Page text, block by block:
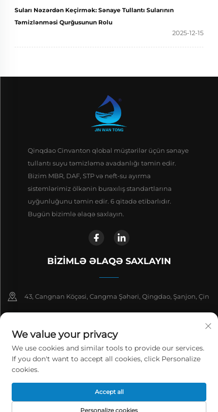
Suları Nəzərdən Keçirmək: Sənaye Tullantı Sularının
Təmizlənməsi Qurğusunun Rolu
2025-12-15
Qinqdao Cinvanton qlobal müştərilər üçün sənaye
tullantı suyu təmizləmə avadanlığı təmin edir.
Bizim MBR, DAF, STP və neft-su ayırma
sistemlərimiz ölkənin buraxılış standartlarına
uyğunluğunu təmin edir. 6 qitədə etibarlıdır.
Bugün bizimlə əlaqə saxlayın.
BIZIMLƏ ƏLAQƏ SAXLAYIN
43, Cangnan Köçəsi, Cangma Şəhəri, Qingdao, Şanjon, Çin
+86 532 81912653
[email protected]
Müəlliflik hüququ © 2026 Qingdao Jinwantong Environmental
Science And Technology Co., Ltd. Bütün hüquqlar qorunur.
We value your privacy
We use cookies and similar tools to provide our services.
If you don't want to accept all cookies, click Personalize
cookies.
Personalize cookies
Accept all